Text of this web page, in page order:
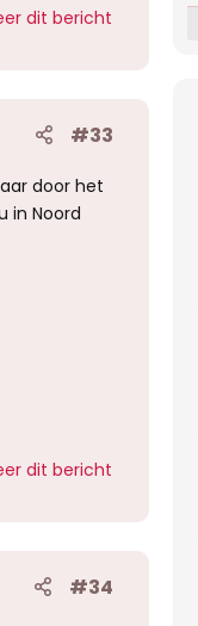
dit bericht
#33
door het
in Noord
dit bericht
#34